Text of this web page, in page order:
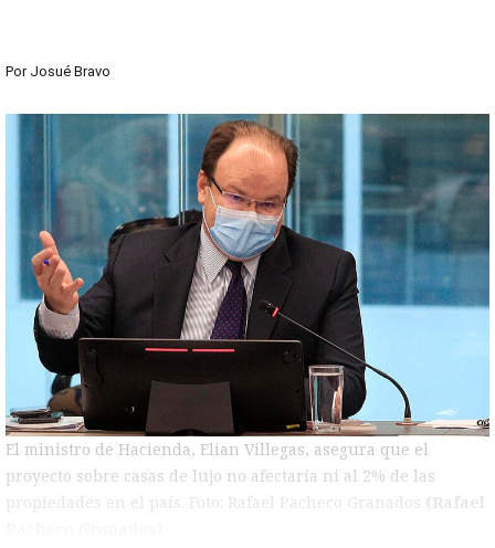
Por Josué Bravo
El ministro de Hacienda, Elian Villegas, asegura que el
proyecto sobre casas de lujo no afectaría ni al 2% de las
propiedades en el país. Foto: Rafael Pacheco Granados (Rafael